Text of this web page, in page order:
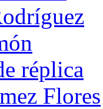
réplica
Flores